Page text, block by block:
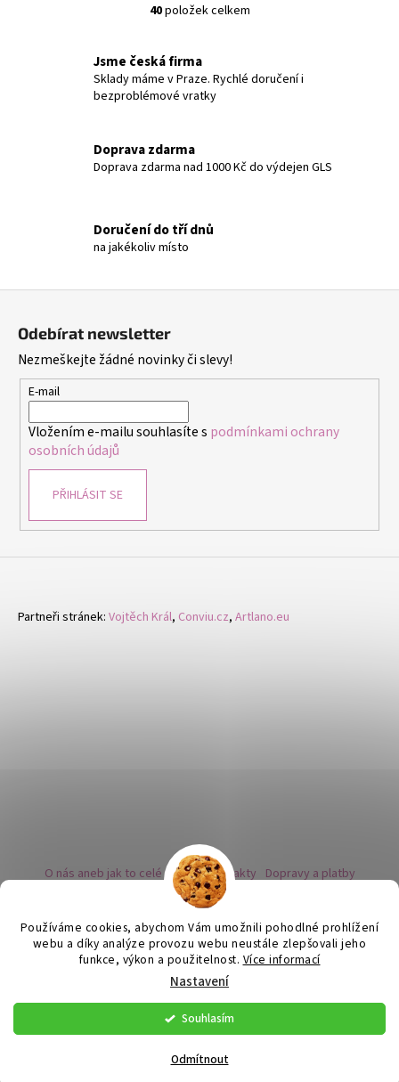
Používáme cookies, abychom Vám umožnili pohodlné prohlížení
webu a díky analýze provozu webu neustále zlepšovali jeho
funkce, výkon a použitelnost. Více informací
Nastavení
Odmítnout
Souhlasím
O
l
á
d
í
p
k
ý
s
40položek celkem
Jsme česká firma
Sklady máme v Praze. Rychlé doručení i
bezproblémové vratky
Doprava zdarma
Doprava zdarma nad 1000 Kč do výdejen GLS
Doručení do tří dnů
na jakékoliv místo
Odebírat newsletter
Nezmeškejte žádné novinky či slevy!
E-mail
Vložením e-mailu souhlasíte s podmínkami ochrany
osobních údajů
PŘIHLÁSIT SE
Partneři stránek: Vojtěch Král, Conviu.cz, Artlano.eu
O nás aneb jak to celé začalo Kontakty Dopravy a platby
Kovy a puncovní značky Naše nabídka náušnic
Instagram - sledujte nás
Obchodní podmínky Ochrana osobních údajů
Zpětný odběr vysloužilých bateriích
Vytvořil Shoptet
Flor de Cristal